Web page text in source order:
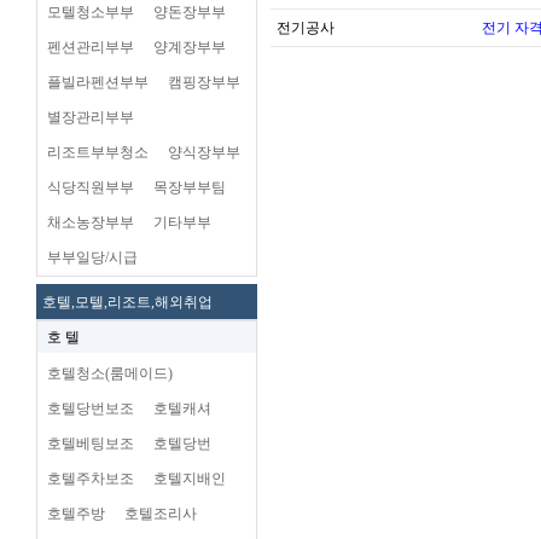
모텔청소부부 양돈장부부
펜션관리부부 양계장부부
플빌라펜션부부 캠핑장부부
별장관리부부
리조트부부청소 양식장부부
식당직원부부 목장부부팀
채소농장부부 기타부부
부부일당/시급
호텔,모텔,리조트,해외취업
호 텔
호텔청소(룸메이드)
호텔당번보조 호텔캐셔
호텔베팅보조 호텔당번
호텔주차보조 호텔지배인
호텔주방 호텔조리사
전기공사 전기 자